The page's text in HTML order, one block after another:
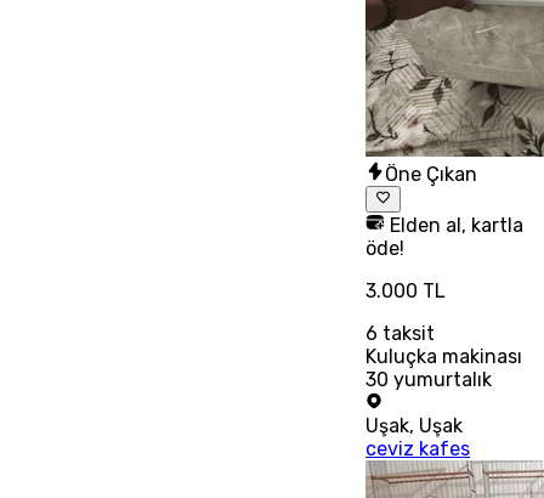
Öne Çıkan
Elden al, kartla
öde!
3.000 TL
6 taksit
Kuluçka makinası
30 yumurtalık
Uşak, Uşak
ceviz kafes